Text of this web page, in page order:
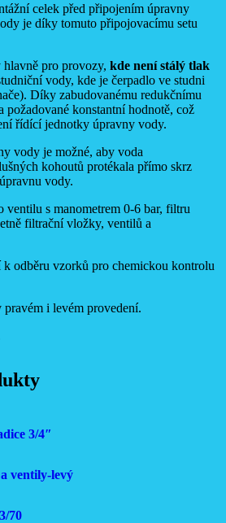
celek před připojením úpravny
je díky tomuto připojovacímu setu
pro provozy, kde není stálý tlak
vody, kde je čerpadlo ve studni
Díky zabudovanému redukčnímu
požadované konstantní hodnotě, což
řídící jednotky úpravny vody.
vody je možné, aby voda
kohoutů protékala přímo skrz
vody.
ventilu s manometrem 0-6 bar, filtru
filtrační vložky, ventilů a
odběru vzorků pro chemickou kontrolu
i levém provedení.
3/4″
ventily-levý
70